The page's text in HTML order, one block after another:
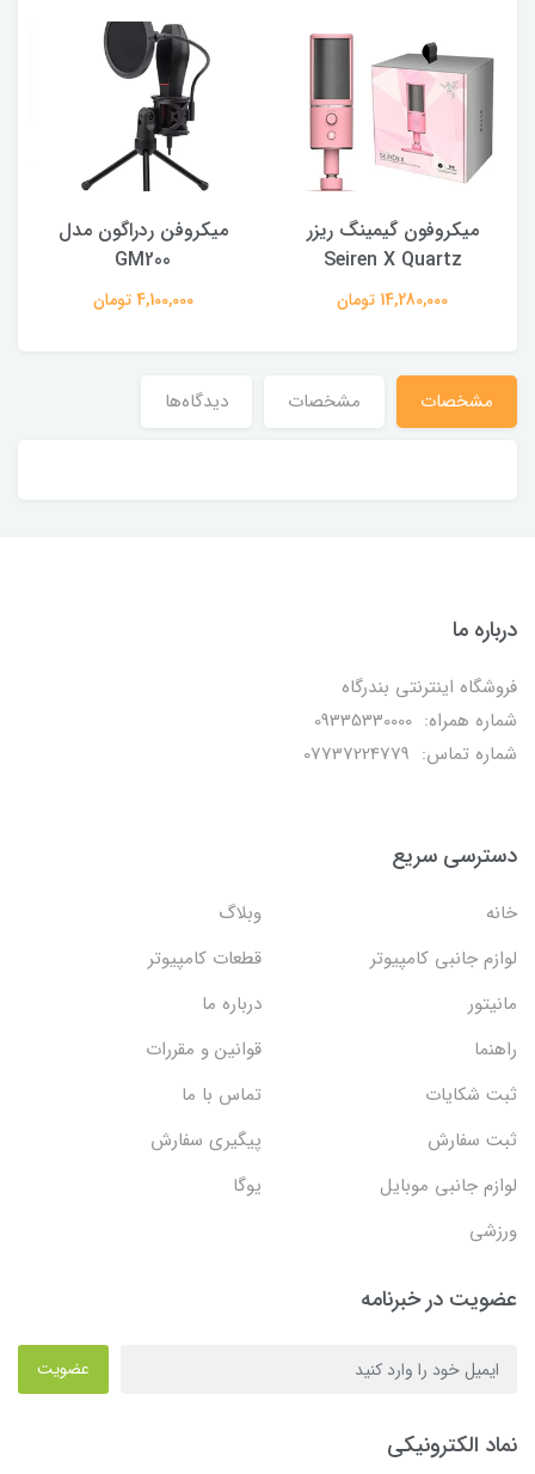
میکروفون گیمینگ ریزر
Seiren X Quartz
14,280,000 تومان
میکروفن ردراگون مدل
GM200
4,100,000 تومان
مشخصات مشخصات دیدگاه‌ها
درباره ما
فروشگاه اینترنتی بندرگاه
شماره همراه: 09335330000
شماره تماس: 07737224779
دسترسی سریع
خانه
وبلاگ
لوازم جانبی کامپیوتر
قطعات کامپیوتر
مانیتور
درباره ما
راهنما
قوانین و مقررات
ثبت شکایات
تماس با ما
ثبت سفارش
پیگیری سفارش
لوازم جانبی موبایل
یوگا
ورزشی
عضویت در خبرنامه
عضویت
نماد الکترونیکی